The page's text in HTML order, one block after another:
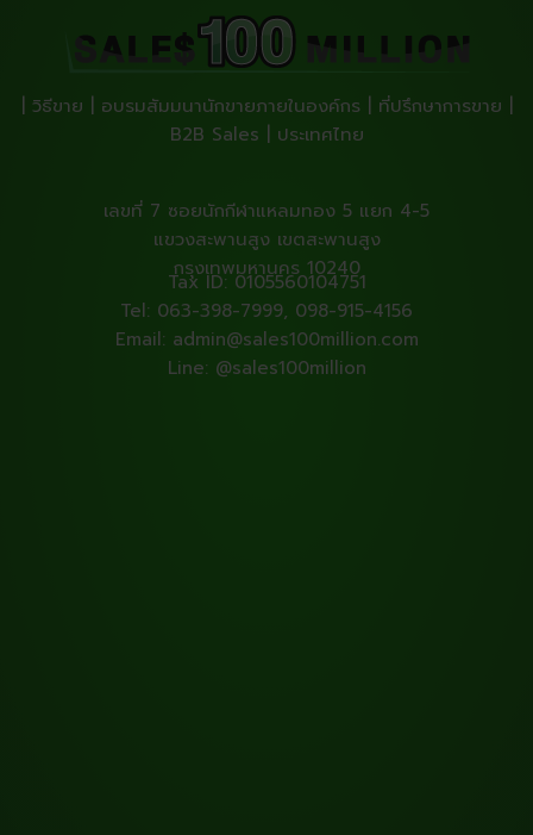
| วิธีขาย | อบรมสัมมนานักขายภายในองค์กร | ที่ปรึกษาการขาย |
B2B Sales | ประเทศไทย
เลขที่ 7 ซอยนักกีฬาแหลมทอง 5 แยก 4-5
แขวงสะพานสูง เขตสะพานสูง
กรุงเทพมหานคร 10240
Tax ID: 0105560104751
Tel: 063-398-7999, 098-915-4156
Email: admin@sales100million.com
Line: @sales100million